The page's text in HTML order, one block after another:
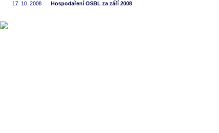
17. 10. 2008
Hospodaření OSBL za září 2008